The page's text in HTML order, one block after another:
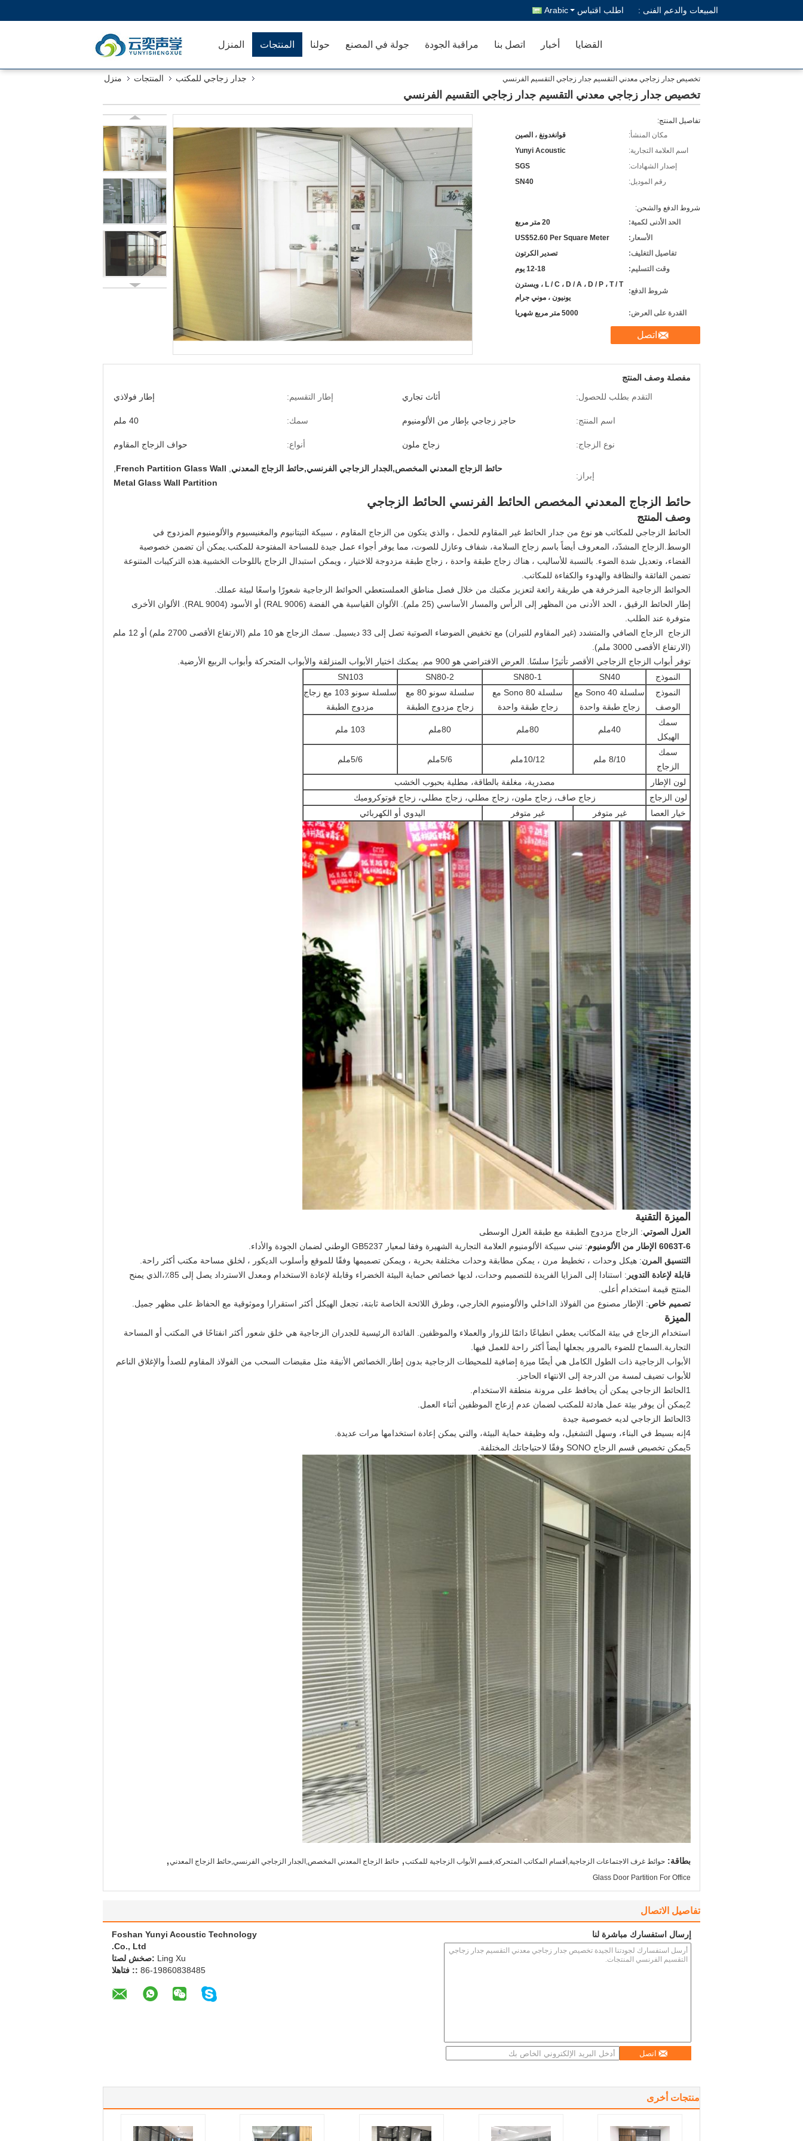
المبيعات والدعم الفنى : اطلب اقتباس Arabic
المنزل المنتجات حولنا جولة في المصنع مراقبة الجودة اتصل بنا أخبار القضايا
منزل المنتجات جدار زجاجي للمكتب تخصيص جدار زجاجي معدني التقسيم جدار زجاجي التقسيم الفرنسي
تخصيص جدار زجاجي معدني التقسيم جدار زجاجي التقسيم الفرنسي
تفاصيل المنتج:
مكان المنشأ:
قوانغدونغ ، الصين
اسم العلامة التجارية:
Yunyi Acoustic
إصدار الشهادات:
SGS
رقم الموديل:
SN40
شروط الدفع والشحن:
الحد الأدنى لكمية:
20 متر مربع
الأسعار:
US$52.60 Per Square Meter
تفاصيل التغليف:
تصدير الكرتون
وقت التسليم:
12-18 يوم
شروط الدفع:
L / C ، D / A ، D / P ، T / T ، ويسترن
يونيون ، موني جرام
القدرة على العرض:
5000 متر مربع شهريا
اتصل
مفصلة وصف المنتج
التقدم بطلب للحصول:
أثاث تجاري إطار التقسيم: إطار فولاذي
اسم المنتج: حاجز زجاجي بإطار من الألومنيوم سمك: 40 ملم
نوع الزجاج: زجاج ملون أنواع: حواف الزجاج المقاوم
إبراز:
حائط الزجاج المعدني المخصص,الجدار الزجاجي الفرنسي,حائط الزجاج المعدني French Partition Glass Wall
Metal Glass Wall Partition
حائط الزجاج المعدني المخصص الحائط الفرنسي الحائط الزجاجي
وصف المنتج
الحائط الزجاجي للمكاتب هو نوع من جدار الحائط غير المقاوم للحمل ، والذي يتكون من الزجاج المقاوم ، سبيكة التيتانيوم والمغنيسيوم والألومنيوم المزدوج في
الوسط. الزجاج المشدّد، المعروف أيضاً باسم زجاج السلامة، شفاف وعازل للصوت، مما يوفر أجواء عمل جيدة للمساحة المفتوحة للمكتب.يمكن أن تضمن خصوصية
الفضاء، وتعديل شدة الضوء. بالنسبة للأساليب ، هناك زجاج طبقة واحدة ، زجاج طبقة مزدوجة للاختيار ، ويمكن استبدال الزجاج باللوحات الخشبية. هذه التركيبات المتنوعة
تضمن الفائقة والنظافة والهدوء والكفاءة للمكاتب.
الحوائط الزجاجية المزخرفة هي طريقة رائعة لتعزيز مكتبك من خلال فصل مناطق العملستعطي الحوائط الزجاجية شعورًا واسعًا لبيئة عملك.
إطار الحائط الرقيق ، الحد الأدنى من المظهر إلى الرأس والمسار الأساسي (25 ملم). الألوان القياسية هي الفضة (RAL 9006) أو الأسود (RAL 9004). الألوان الأخرى
متوفرة عند الطلب.
الزجاج ‬ الزجاج الصافي والمتشدد (غير المقاوم للنيران) مع تخفيض الضوضاء الصوتية تصل إلى 33 ديسيبل. سمك الزجاج هو 10 ملم (الارتفاع الأقصى 2700 ملم) أو 12 ملم
(الارتفاع الأقصى 3000 ملم).
توفر أبواب الزجاج الزجاجي الأقصر تأثيرًا سلسًا. العرض الافتراضي هو 900 مم. يمكنك اختيار الأبواب المنزلقة والأبواب المتحركة وأبواب الربيع الأرضية.
النموذج
SN40
SN80-1
SN80-2
SN103
النموذج
الوصف
سلسلة Sono 40 مع
زجاج طبقة واحدة
سلسلة Sono 80 مع
زجاج طبقة واحدة
سلسلة سونو 80 مع
زجاج مزدوج الطبقة
سلسلة سونو 103 مع زجاج
مزدوج الطبقة
سمك
الهيكل
40ملم 80ملم 80ملم 103 ملم
سمك
الزجاج
8/10 ملم 10/12ملم 5/6ملم 5/6ملم
لون الإطار
مصدرية، مغلفة بالطاقة، مطلية بحبوب الخشب
لون الزجاج
زجاج صاف، زجاج ملون، زجاج مطلي، زجاج مطلي، زجاج فوتوكروميك
خيار العصا
غير متوفر غير متوفر اليدوي أو الكهربائي
الميزة التقنية
العزل الصوتي: الزجاج مزدوج الطبقة مع طبقة العزل الوسطى
6063T-6 الإطار من الألومنيوم
: تبني سبيكة الألومنيوم العلامة التجارية الشهيرة وفقا لمعيار GB5237 الوطني لضمان الجودة والأداء.
التنسيق المرن: هيكل وحدات ، تخطيط مرن ، يمكن مطابقة وحدات مختلفة بحرية ، ويمكن تصميمها وفقًا للموقع وأسلوب الديكور ، لخلق مساحة مكتب أكثر راحة.
قابلة لإعادة التدوير
: استنادا إلى المزايا الفريدة للتصميم وحدات، لديها خصائص حماية البيئة الخضراء وقابلة لإعادة الاستخدام ومعدل الاسترداد يصل إلى 85٪،الذي يمنح
المنتج قيمة استخدام أعلى.
تصميم خاص: الإطار مصنوع من الفولاذ الداخلي والألومنيوم الخارجي، وطرق اللائحة الخاصة ثابتة، تجعل الهيكل أكثر استقرارا وموثوقية مع الحفاظ على مظهر جميل.
الميزة
استخدام الزجاج في بيئة المكاتب يعطي انطباعًا دائمًا للزوار والعملاء والموظفين. الفائدة الرئيسية للجدران الزجاجية هي خلق شعور أكثر انفتاحًا في المكتب أو المساحة
التجارية.السماح للضوء بالمرور يجعلها أيضاً أكثر راحة للعمل فيها.
الأبواب الزجاجية ذات الطول الكامل هي أيضًا ميزة إضافية للمحيطات الزجاجية بدون إطار.الخصائص الأنيقة مثل مقبضات السحب من الفولاذ المقاوم للصدأ والإغلاق الناعم
للأبواب تضيف لمسة من الدرجة إلى الانتهاء الحاجز.
1الحائط الزجاجي يمكن أن يحافظ على مرونة منطقة الاستخدام.
2يمكن أن يوفر بيئة عمل هادئة للمكتب لضمان عدم إزعاج الموظفين أثناء العمل.
3الحائط الزجاجي لديه خصوصية جيدة
4إنه بسيط في البناء، وسهل التشغيل، وله وظيفة حماية البيئة، والتي يمكن إعادة استخدامها مرات عديدة.
5يمكن تخصيص قسم الزجاج SONO وفقًا لاحتياجاتك المختلفة.
بطاقة: حوائط غرف الاجتماعات الزجاجية,أقسام المكاتب المتحركة,قسم الأبواب الزجاجية للمكتب, حائط الزجاج المعدني المخصص,الجدار الزجاجي الفرنسي,حائط الزجاج المعدني,
Glass Door Partition For Office
تفاصيل الاتصال
Foshan Yunyi Acoustic Technology
Co., Ltd.
اتصل شخص: Ling Xu
الهاتف :: 86-19860838485
إرسال استفسارك مباشرة لنا
اتصل
منتجات أخرى